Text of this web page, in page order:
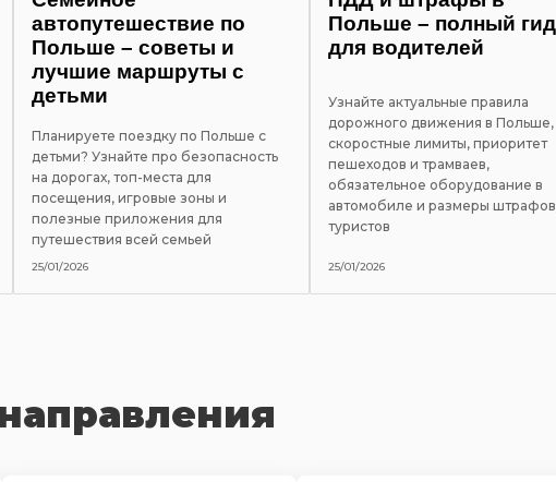
автопутешествие по
Польше – советы и
лучшие маршруты с
детьми
Планируете поездку по Польше с
детьми? Узнайте про безопасность
на дорогах, топ-места для
посещения, игровые зоны и
полезные приложения для
путешествия всей семьей
25/01/2026
Польше – полный гид
для водителей
Узнайте актуальные правила
дорожного движения в Польше,
скоростные лимиты, приоритет
пешеходов и трамваев,
обязательное оборудование в
автомобиле и размеры
туристов
25/01/2026